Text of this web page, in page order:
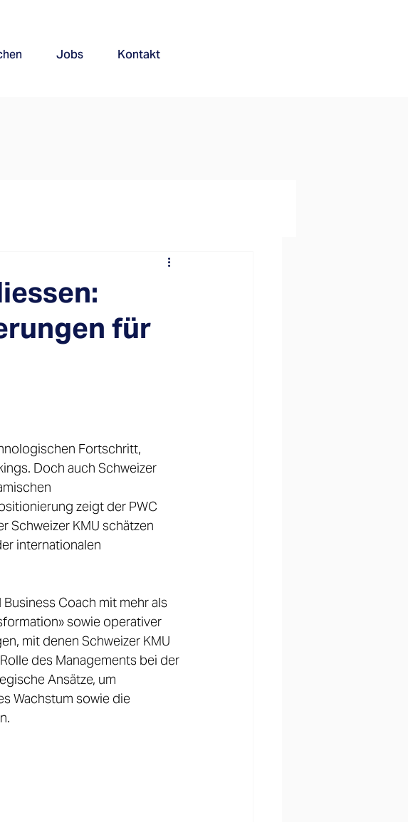
Jobs Kontakt
für
Fortschritt,
Doch auch Schweizer
zeigt der PWC
Schweizer KMU schätzen
internationalen
Coach mit mehr als
sowie operativer
mit denen Schweizer KMU
des Managements bei der
Ansätze, um
Wachstum sowie die